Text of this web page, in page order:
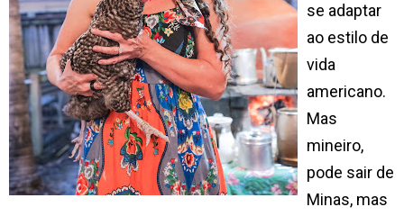
se adaptar
ao estilo de
vida
americano.
Mas
mineiro,
pode sair de
Minas, mas